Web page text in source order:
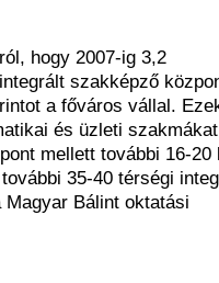
hogy 2007-ig 3,2
szakképző
a főváros vállal.
és üzleti
mellett további 16-20
35-40 térségi
Bálint oktatási